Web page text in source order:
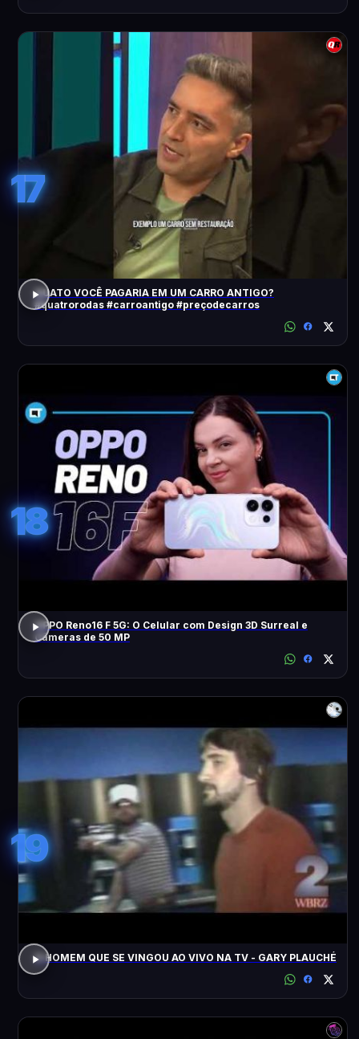
17
QUATO VOCÊ PAGARIA EM UM CARRO ANTIGO?
#quatrorodas #carroantigo #preçodecarros
18
OPPO Reno16 F 5G: O Celular com Design 3D Surreal e
Câmeras de 50 MP
19
O HOMEM QUE SE VINGOU AO VIVO NA TV - GARY PLAUCHÉ